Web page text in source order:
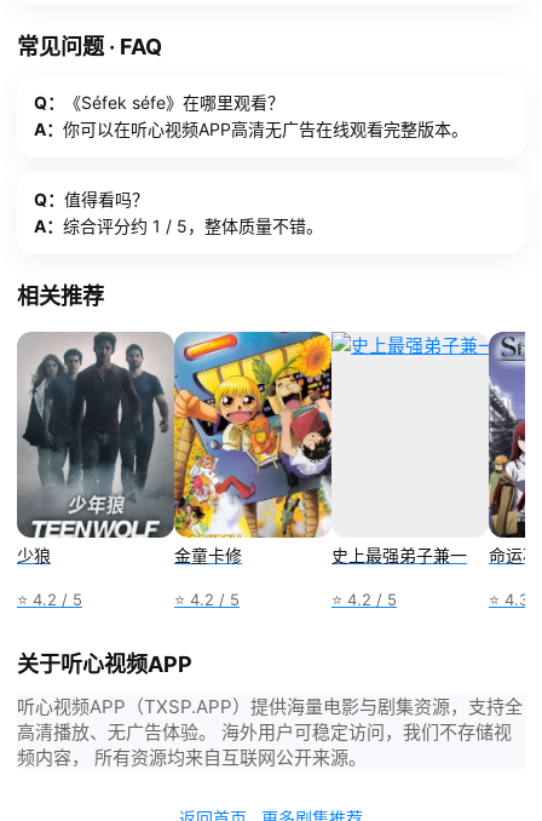
常见问题 · FAQ
Q：
《Séfek séfe》在哪里观看？
A： 你可以在听心视频APP高清无广告在线观看完整版本。
Q： 值得看吗？
A： 综合评分约 1 / 5，整体质量不错。
相关推荐
少狼
⭐ 4.2 / 5
金童卡修
⭐ 4.2 / 5
史上最强弟子兼一
⭐ 4.2 / 5
命运
⭐ 4.3
关于听心视频APP
听心视频APP（TXSP.APP）提供海量电影与剧集资源，支持全
高清播放、无广告体验。 海外用户可稳定访问，我们不存储视
频内容， 所有资源均来自互联网公开来源。